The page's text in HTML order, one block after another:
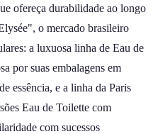
ofereça durabilidade ao longo
o mercado brasileiro
a luxuosa linha de Eau de
por suas embalagens em
essência, e a linha da Paris
Eau de Toilette com
com sucessos